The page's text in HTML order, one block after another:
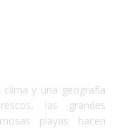
y una geografía
las grandes
playas hacen